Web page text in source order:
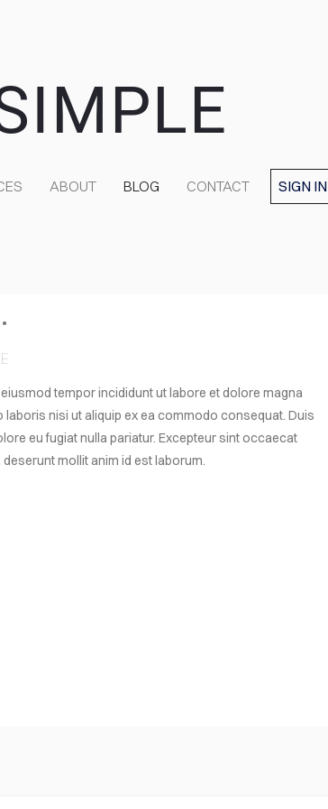
ABOUT BLOG CONTACT SIGN IN
tempor incididunt ut labore et dolore magna
nisi ut aliquip ex ea commodo consequat. Duis
eu fugiat nulla pariatur. Excepteur sint occaecat
mollit anim id est laborum.